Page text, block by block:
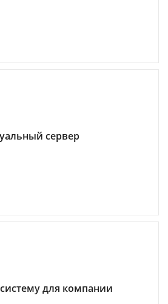
сервер
для компании